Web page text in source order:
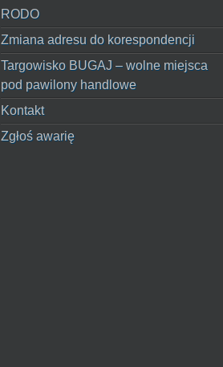
RODO
Zmiana adresu do korespondencji
Targowisko BUGAJ – wolne miejsca
pod pawilony handlowe
Kontakt
Zgłoś awarię